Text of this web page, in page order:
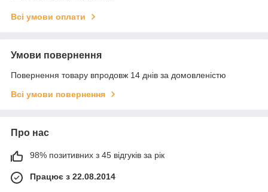
Всі умови оплати
Умови повернення
Повернення товару впродовж 14 днів за домовленістю
Всі умови повернення
Про нас
98% позитивних з 45 відгуків за рік
Працює з 22.08.2014